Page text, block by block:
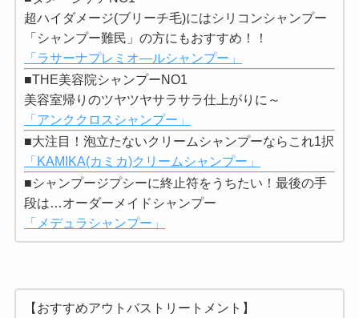
超ハイダメージ(ブリーチ毛)にはシリコンシャンプー
「シャンプー難民」の方にもおすすめ！！
「ラサーナプレミオ―ルシャンプー」
■THE美容院シャンプーNO1
美容室帰りのツヤツヤサラサラ仕上がりに～
「アンククロスシャンプー」
■大注目！泡立たないクリームシャンプーならこれ1択
「KAMIKA(カミカ)クリームシャンプー」
■シャンプージプシーに終止符をうちたい！最後の手
段は…オーダーメイドシャンプー
「メデュラシャンプー」
【おすすめアウトバストリートメント】